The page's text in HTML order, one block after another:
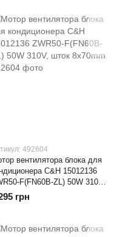
492604
вентилятора блока для
C&H 15012136
F(FN60B-ZL) 50W 310V,
8x70mm
грн